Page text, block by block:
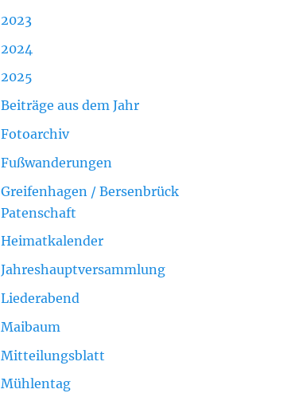
2023
2024
2025
Beiträge aus dem Jahr
Fotoarchiv
Fußwanderungen
Greifenhagen / Bersenbrück
Patenschaft
Heimatkalender
Jahreshauptversammlung
Liederabend
Maibaum
Mitteilungsblatt
Mühlentag